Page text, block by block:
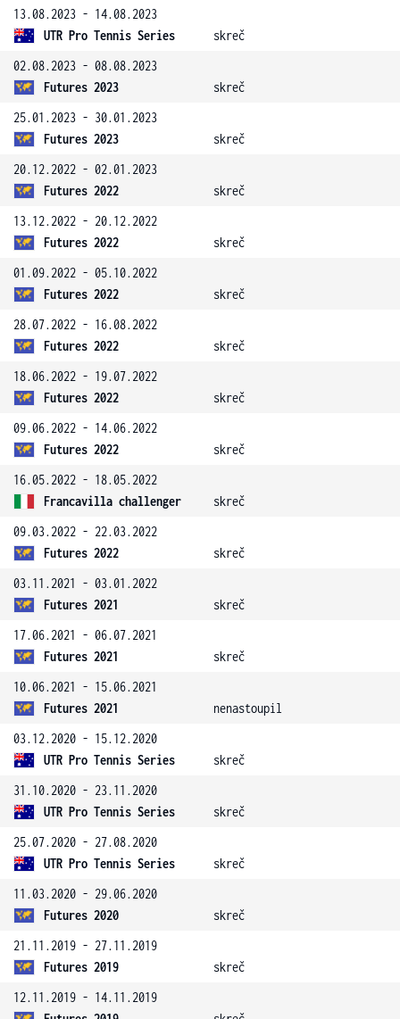
13.08.2023 - 14.08.2023
UTR Pro Tennis Series
skreč
02.08.2023 - 08.08.2023
Futures 2023
skreč
25.01.2023 - 30.01.2023
Futures 2023
skreč
20.12.2022 - 02.01.2023
Futures 2022
skreč
13.12.2022 - 20.12.2022
Futures 2022
skreč
01.09.2022 - 05.10.2022
Futures 2022
skreč
28.07.2022 - 16.08.2022
Futures 2022
skreč
18.06.2022 - 19.07.2022
Futures 2022
skreč
09.06.2022 - 14.06.2022
Futures 2022
skreč
16.05.2022 - 18.05.2022
Francavilla challenger
skreč
09.03.2022 - 22.03.2022
Futures 2022
skreč
03.11.2021 - 03.01.2022
Futures 2021
skreč
17.06.2021 - 06.07.2021
Futures 2021
skreč
10.06.2021 - 15.06.2021
Futures 2021
nenastoupil
03.12.2020 - 15.12.2020
UTR Pro Tennis Series
skreč
31.10.2020 - 23.11.2020
UTR Pro Tennis Series
skreč
25.07.2020 - 27.08.2020
UTR Pro Tennis Series
skreč
11.03.2020 - 29.06.2020
Futures 2020
skreč
21.11.2019 - 27.11.2019
Futures 2019
skreč
12.11.2019 - 14.11.2019